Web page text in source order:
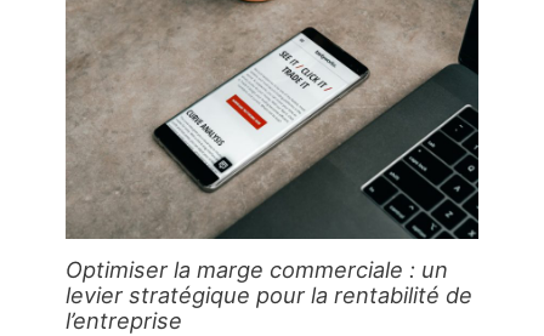
Optimiser la marge commerciale : un
levier stratégique pour la rentabilité de
l’entreprise